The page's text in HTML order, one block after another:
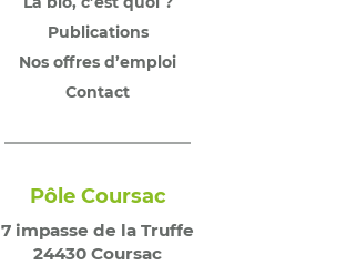
Publications
Nos offres d’emploi
Contact
Pôle Coursac
7 impasse de la Truffe
24430 Coursac